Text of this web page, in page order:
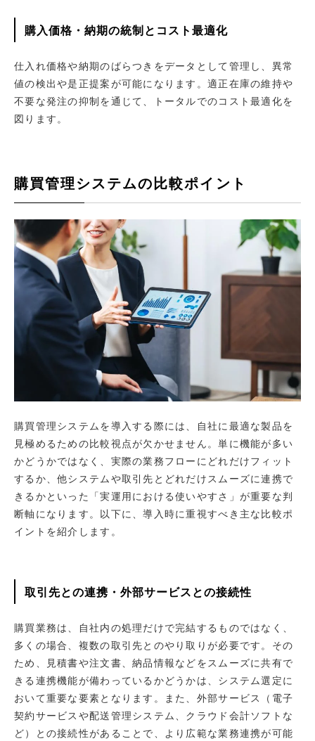
購入価格・納期の統制とコスト最適化
仕入れ価格や納期のばらつきをデータとして管理し、異常
値の検出や是正提案が可能になります。適正在庫の維持や
不要な発注の抑制を通じて、トータルでのコスト最適化を
図ります。
購買管理システムの比較ポイント
購買管理システムを導入する際には、自社に最適な製品を
見極めるための比較視点が欠かせません。単に機能が多い
かどうかではなく、実際の業務フローにどれだけフィット
するか、他システムや取引先とどれだけスムーズに連携で
きるかといった「実運用における使いやすさ」が重要な判
断軸になります。以下に、導入時に重視すべき主な比較ポ
イントを紹介します。
取引先との連携・外部サービスとの接続性
購買業務は、自社内の処理だけで完結するものではなく、
多くの場合、複数の取引先とのやり取りが必要です。その
ため、見積書や注文書、納品情報などをスムーズに共有で
きる連携機能が備わっているかどうかは、システム選定に
おいて重要な要素となります。また、外部サービス（電子
契約サービスや配送管理システム、クラウド会計ソフトな
ど）との接続性があることで、より広範な業務連携が可能